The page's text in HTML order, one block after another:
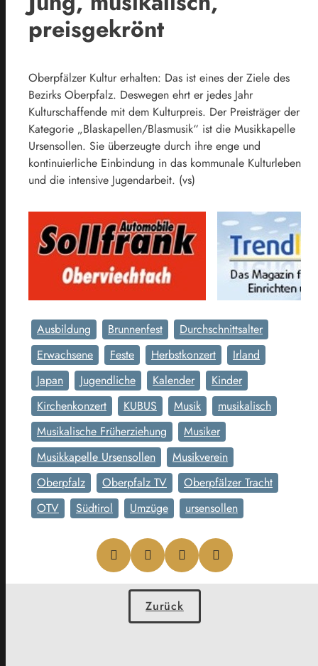
preisgekrönt
Oberpfälzer Kultur erhalten: Das ist eines der Ziele des
Bezirks Oberpfalz. Deswegen ehrt er jedes Jahr
Kulturschaffende mit dem Kulturpreis. Der Preisträger der
Kategorie „Blaskapellen/Blasmusik“ ist die Musikkapelle
Ursensollen. Sie überzeugte durch ihre enge und
kontinuierliche Einbindung in das kommunale Kulturleben
und die intensive Jugendarbeit. (vs)
Ausbildung Brunnenfest
Durchschnittsalter
Erwachsene
Feste Herbstkonzert
Irland
Japan
Jugendliche Kalender
Kinder
Kirchenkonzert
KUBUS Musik
musikalisch
Musikalische Früherziehung
Musiker
Musikkapelle Ursensollen
Musikverein
Oberpfalz
Oberpfalz TV
Oberpfälzer Tracht
OTV
Südtirol Umzüge ursensollen
Zurück